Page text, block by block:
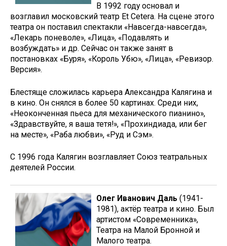
В 1992 году основал и
возглавил московский театр Et Cetera. На сцене этого
театра он поставил спектакли «Навсегда-навсегда»,
«Лекарь поневоле», «Лица», «Подавлять и
возбуждать» и др. Сейчас он также занят в
постановках «Буря», «Король Убю», «Лица», «Ревизор.
Версия».
Блестяще сложилась карьера Александра Калягина и
в кино. Он снялся в более 50 картинах. Среди них,
«Неоконченная пьеса для механического пианино»,
«Здравствуйте, я ваша тетя!», «Прохиндиада, или бег
на месте», «Раба любви», «Руд и Сэм».
С 1996 года Калягин возглавляет Союз театральных
деятелей России.
Олег Иванович Даль (1941-
1981), актёр театра и кино. Был
артистом «Современника»,
Театра на Малой Бронной и
Малого театра.